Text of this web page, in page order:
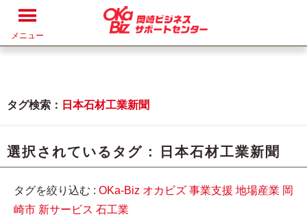
メニュー
タグ検索： 日本石材工業新聞
選択されているタグ : 日本石材工業新聞
タグを絞り込む : OKa-Biz オカビズ 事業支援 地場産業 岡
崎市 新サービス 石工業